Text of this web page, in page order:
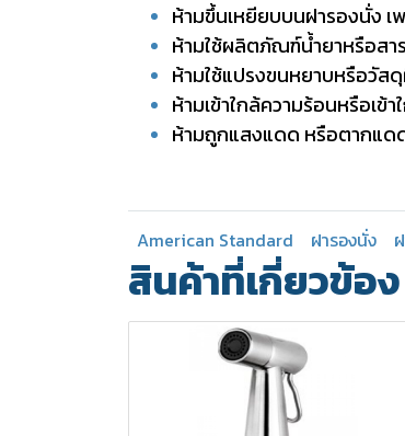
ห้ามขึ้นเหยียบบนฝารองนั่ง เ
ห้ามใช้ผลิตภัณฑ์น้ำยาหรือสา
ห้ามใช้แปรงขนหยาบหรือวัส
ห้ามเข้าใกล้ความร้อนหรือเข้า
ห้ามถูกแสงแดด หรือตากแด
American Standard ฝารองนั่ง
สินค้าที่เกี่ยวข้อง